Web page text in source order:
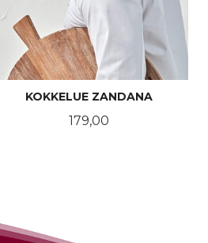
KOKKELUE ZANDANA
Pris
179,00